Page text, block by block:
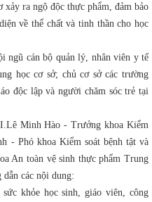
xảy ra ngộ độc thực phẩm, đảm bảo
về thể chất và tinh thần cho học
cán bộ quản lý, nhân viên y tế
học cơ sở; chủ cơ sở các trường
độc lập và người chăm sóc trẻ tại
Minh Hào - Trưởng khoa Kiểm
- Phó khoa Kiểm soát bệnh tật và
An toàn vệ sinh thực phẩm Trung
các nội dung:
khỏe học sinh, giáo viên, công